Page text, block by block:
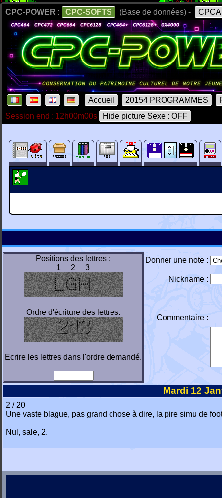
CPC-POWER : CPC-SOFTS (Base de données) -
Accueil 20154 PROGRAMMES
Session end : 12h00m00s
Hide picture Sexe : OFF
Positions des lettres :
1 2 3
Ordre d'écriture des lettres.
Ecrire les lettres dans l'ordre demandé.
Donner une note :
Nickname :
Commentaire :
Mardi 12
2 / 20
Une vaste blague, pas grand chose à dire, la pire simu de
Nul, sale, 2.